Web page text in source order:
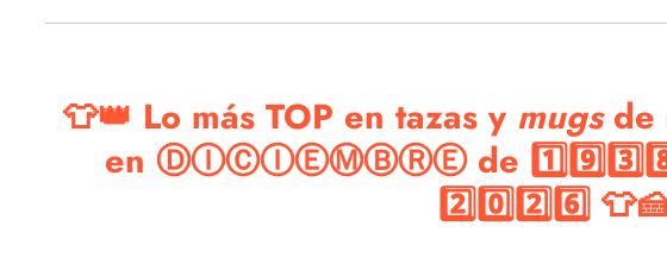
👕👑 Lo más TOP en tazas y mugsde
en ⒹⒾⒸⒾⒺⓂⒷⓇⒺ de 1️⃣9️⃣3️⃣8️⃣
2️⃣0️⃣2️⃣6️⃣